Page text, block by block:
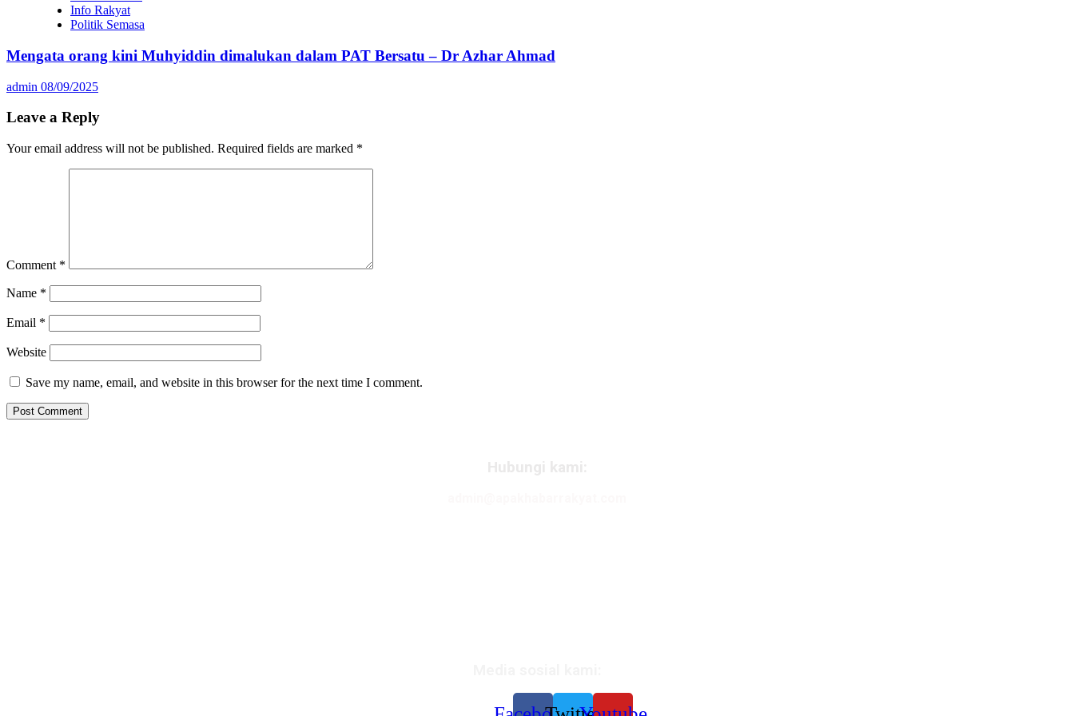
Info Rakyat
Politik Semasa
Mengata orang kini Muhyiddin dimalukan dalam PAT Bersatu – Dr Azhar Ahmad
admin 08/09/2025
Leave a Reply
Your email address will not be published. Required fields are marked *
Comment *
Name *
Email *
Website
Save my name, email, and website in this browser for the next time I comment.